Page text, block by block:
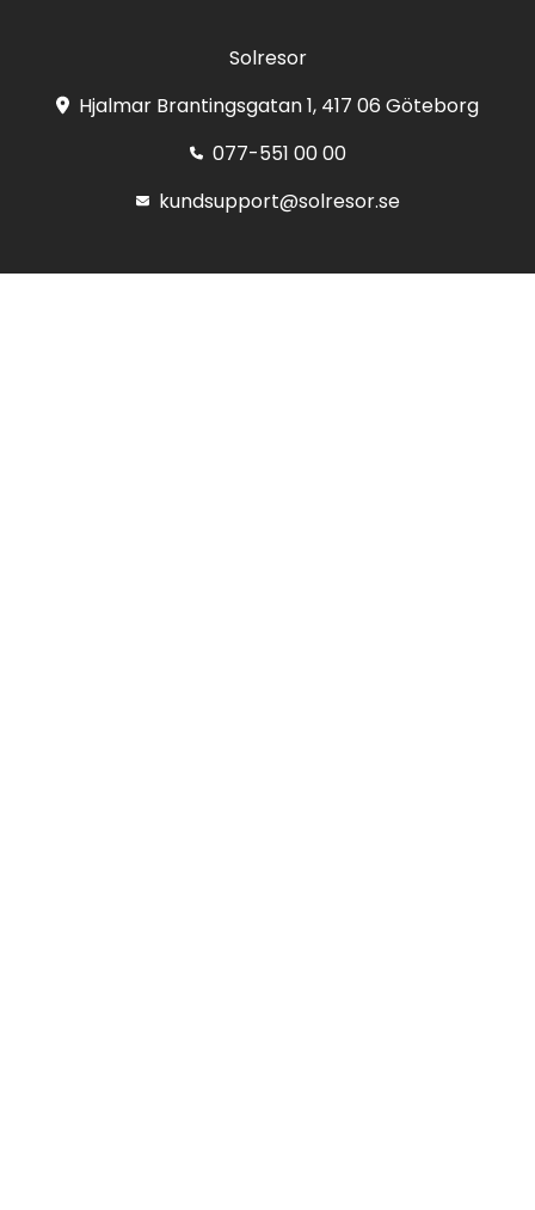
Solresor
Hjalmar Brantingsgatan 1, 417 06 Göteborg
077-551 00 00
kundsupport@solresor.se